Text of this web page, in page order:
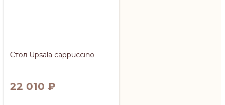
Стол Upsala cappuccino
22 010 ₽